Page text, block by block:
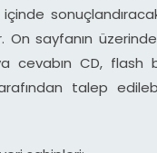
On sayfanın
cevabın CD,
talep